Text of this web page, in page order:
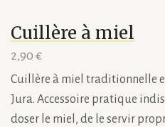
Cuillère à miel
2,90 €
Cuillère à miel traditionnelle
Jura. Accessoire pratique
doser le miel, de le servir